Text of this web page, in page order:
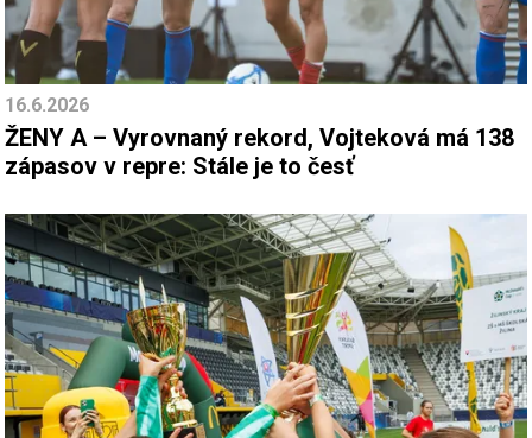
16.6.2026
ŽENY A – Vyrovnaný rekord, Vojteková má 138
zápasov v repre: Stále je to česť